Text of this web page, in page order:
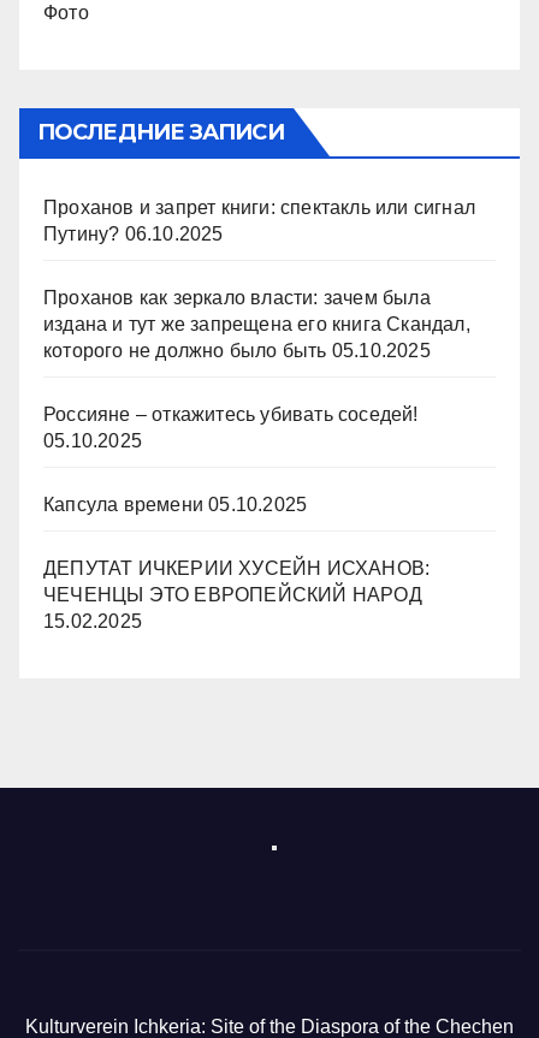
Фото
ПОСЛЕДНИЕ ЗАПИСИ
Проханов и запрет книги: спектакль или сигнал
Путину? 06.10.2025
Проханов как зеркало власти: зачем была
издана и тут же запрещена его книга Скандал,
которого не должно было быть 05.10.2025
Россияне – откажитесь убивать соседей!
05.10.2025
Капсула времени 05.10.2025
ДЕПУТАТ ИЧКЕРИИ ХУСЕЙН ИСХАНОВ:
ЧЕЧЕНЦЫ ЭТО ЕВРОПЕЙСКИЙ НАРОД
15.02.2025
Kulturverein Ichkeria: Site of the Diaspora of the Chechen